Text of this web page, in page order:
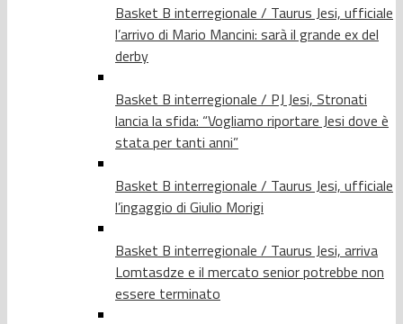
Basket B interregionale / Taurus Jesi, ufficiale
l’arrivo di Mario Mancini: sarà il grande ex del
derby
Basket B interregionale / PJ Jesi, Stronati
lancia la sfida: “Vogliamo riportare Jesi dove è
stata per tanti anni”
Basket B interregionale / Taurus Jesi, ufficiale
l’ingaggio di Giulio Morigi
Basket B interregionale / Taurus Jesi, arriva
Lomtasdze e il mercato senior potrebbe non
essere terminato